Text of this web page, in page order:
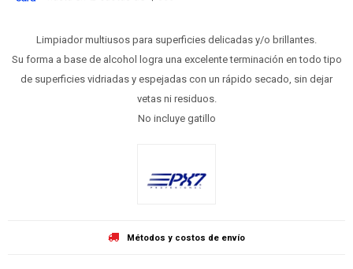
Limpiador multiusos para superficies delicadas y/o brillantes.
Su forma a base de alcohol logra una excelente terminación en todo tipo
de superficies vidriadas y espejadas con un rápido secado, sin dejar
vetas ni residuos.
No incluye gatillo
Métodos y costos de envío